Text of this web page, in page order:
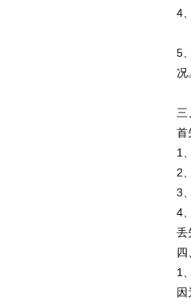
4
5
况
三
首
1
2
3
4
丢
四
1
因